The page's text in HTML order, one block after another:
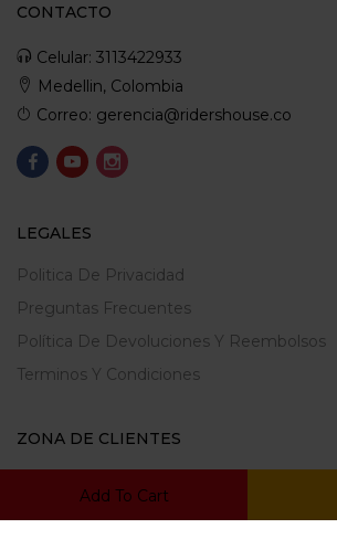
Add To Cart
CONTACTO
Celular: 3113422933
Medellin, Colombia
Correo: gerencia@ridershouse.co
LEGALES
Politica De Privacidad
Preguntas Frecuentes
Política De Devoluciones Y Reembolsos
Terminos Y Condiciones
ZONA DE CLIENTES